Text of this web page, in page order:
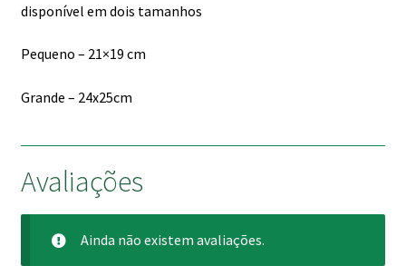
disponível em dois tamanhos
Pequeno – 21×19 cm
Grande – 24x25cm
Avaliações
Ainda não existem avaliações.